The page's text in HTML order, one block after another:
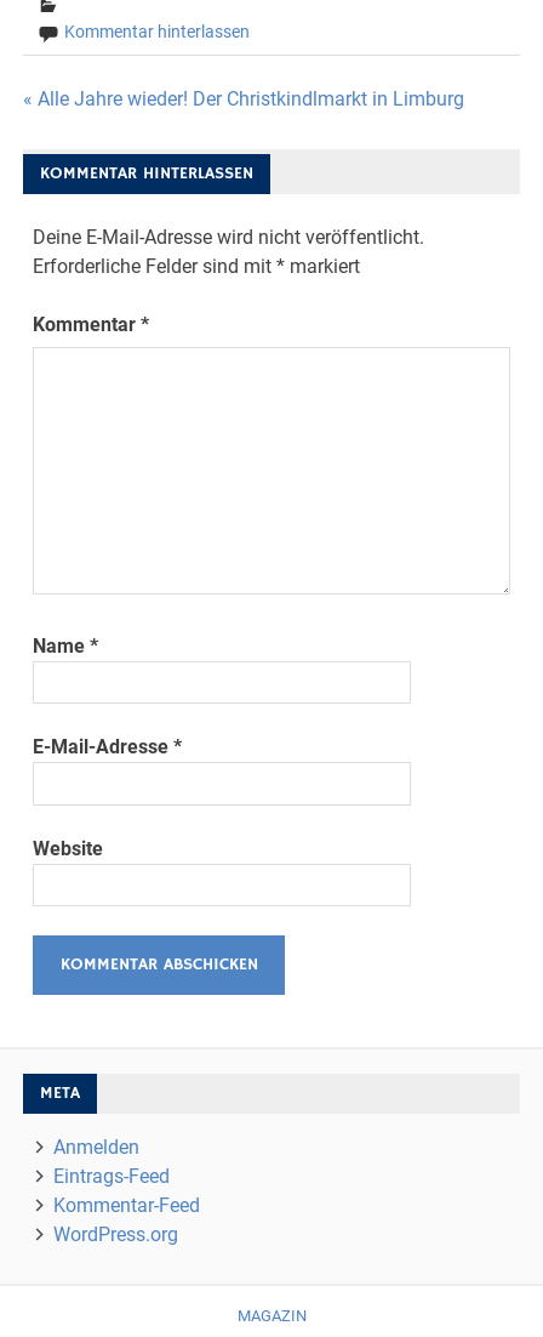
Kommentar hinterlassen
Beitragsnavigation
« Alle Jahre wieder! Der Christkindlmarkt in Limburg
KOMMENTAR HINTERLASSEN
Deine E-Mail-Adresse wird nicht veröffentlicht.
Erforderliche Felder sind mit* markiert
Kommentar*
Name*
E-Mail-Adresse*
Website
META
Anmelden
Eintrags-Feed
Kommentar-Feed
WordPress.org
MAGAZIN